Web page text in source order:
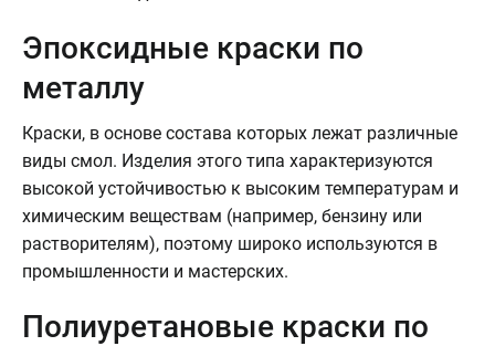
Эпоксидные краски по
металлу
Краски, в основе состава которых лежат различные
виды смол. Изделия этого типа характеризуются
высокой устойчивостью к высоким температурам и
химическим веществам (например, бензину или
растворителям), поэтому широко используются в
промышленности и мастерских.
Полиуретановые краски по